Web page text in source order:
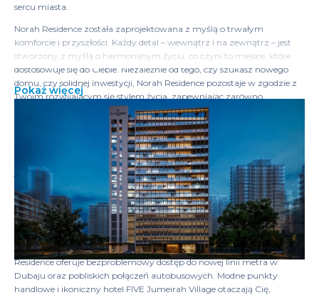
sercu miasta.
Norah Residence została zaprojektowana z myślą o trwałym
komforcie i przyszłości. Każdy detal – wewnątrz i na zewnątrz – jest
stworzony z myślą o harmonijnym życiu, co czyni to miejsce, które
dostosowuje się do Ciebie. Niezależnie od tego, czy szukasz nowego
domu, czy solidnej inwestycji, Norah Residence pozostaje w zgodzie z
Twoim rozwijającym się stylem życia, zapewniając zarówno
natychmiastowy komfort, jak i trwałą wartość.
Wejdź do środka i doświadcz przemyślanych przestrzeni
mieszkalnych, które wydają się intuicyjnie odpowiednie. Każde
mieszkanie charakteryzuje się inteligentnymi układami, wysokiej
jakości markowymi urządzeniami i eleganckimi wykończeniami;
starannie dobrane detale, od szuflad z cichym zamykaniem po idealne
oświetlenie, podnoszą jakość Twojego codziennego życia. To dom,
który rozumie Twoje potrzeby, zapraszając Cię do rozkwitu od
samego początku.
Idealnie usytuowana w Al Barsha South Fourth w JVC, Norah
Residence oferuje bezproblemowy dostęp do nowej linii metra w
Dubaju oraz pobliskich połączeń autobusowych. Modne punkty
handlowe i ikoniczny hotel FIVE Jumeirah Village otaczają Cię,
Pokaż więcej